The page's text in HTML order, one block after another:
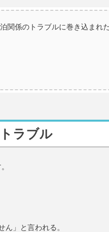
関係のトラブルに巻き込まれ
ラブル
ん」と言われる。